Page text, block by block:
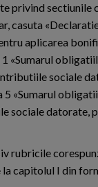
privind sectiunile
casuta
aplicarea
«Sumarul
sociale
5 «Sumarul
sociale datorate,
rubricile
la capitolul I din